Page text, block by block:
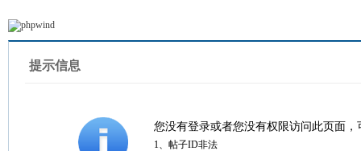
提示信息
您没有登录或者您没有权限访问此页面
1、帖子ID非法